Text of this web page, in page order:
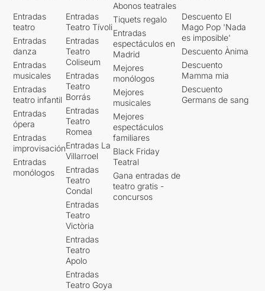
Entradas
teatro
Entradas
danza
Entradas
musicales
Entradas
teatro infantil
Entradas
ópera
Entradas
improvisación
Entradas
monólogos
Entradas
Teatro Tívoli
Entradas
Teatro
Coliseum
Entradas
Teatro
Borrás
Entradas
Teatro
Romea
Entradas La
Villarroel
Entradas
Teatro
Condal
Entradas
Teatro
Victòria
Entradas
Teatro
Apolo
Entradas
Teatro Goya
Abonos teatrales
Tiquets regalo
Entradas
espectáculos en
Madrid
Mejores
monólogos
Mejores
musicales
Mejores
espectáculos
familiares
Black Friday
Teatral
Gana entradas de
teatro gratis -
concursos
Descuento El
Mago Pop 'Nada
es imposible'
Descuento Ànima
Descuento
Mamma mia
Descuento
Germans de sang